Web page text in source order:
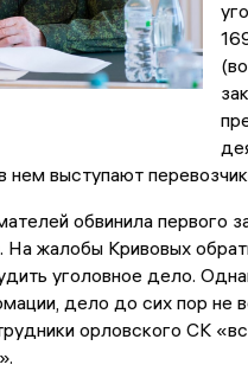
нем выступают
обвинила первого
На жалобы Кривовых
уголовное дело.
дело до сих пор не
орловского СК